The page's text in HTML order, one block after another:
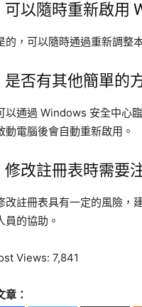
可以隨時重新啟用
的，可以隨時通過重新調整
是否有其他簡單的
以通過 Windows 安全中心
動電腦後會自動重新啟用。
修改註冊表時需要
改註冊表具有一定的風險，
員的協助。
Views: 7,841
章：